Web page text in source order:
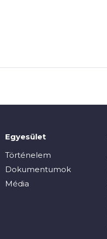
Egyesület
Történelem
Dokumentumok
Média